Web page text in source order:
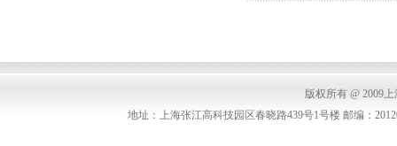
版权所有 @ 2009
地址：上海张江高科技园区春晓路439号1号楼 邮编：